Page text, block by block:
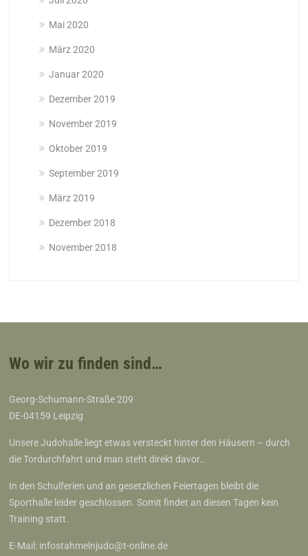
Mai 2020
März 2020
Januar 2020
Dezember 2019
November 2019
Oktober 2019
September 2019
März 2019
Dezember 2018
November 2018
Wo wir zu finden sind…
Georg-Schumann-Straße 209
DE-04159 Leipzig
Unsere Judohalle liegt etwas versteckt hinter den Häusern – durch
die Tordurchfahrt und man steht direkt davor…
In den Schulferien und an gesetzlichen Feiertagen bleibt die
Sporthalle leider geschlossen. Somit findet an diesen Tagen kein
Training statt.
E-Mail: infostahmelnjudo@t-online.de